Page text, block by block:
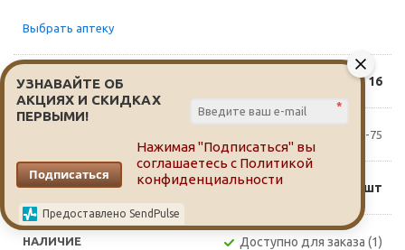
Выбрать аптеку
Обручева 16
8(3822)25-74-75
983 руб./шт
Доступно для заказа (1)
УЗНАВАЙТЕ ОБ
АКЦИЯХ И СКИДКАХ
ПЕРВЫМИ!
*
Подписаться
Нажимая "Подписаться" вы
соглашаетесь с Политикой
конфиденциальности
Предоставлено SendPulse